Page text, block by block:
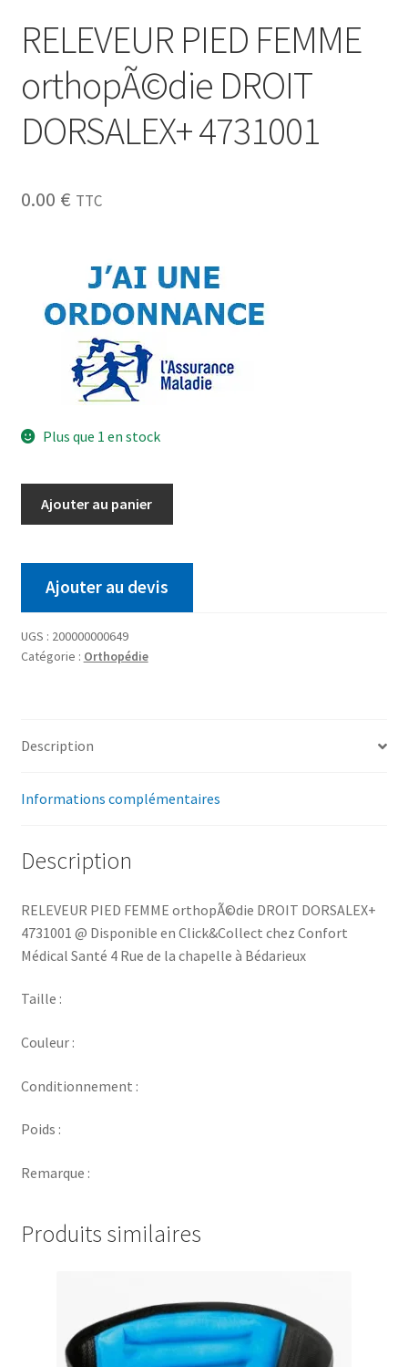
RELEVEUR PIED FEMME
orthopÃ©die DROIT
DORSALEX+ 4731001
0.00 € TTC
Plus que 1 en stock
Ajouter au panier
Ajouter au devis
UGS : 200000000649
Catégorie : Orthopédie
Description
Informations complémentaires
Description
RELEVEUR PIED FEMME orthopÃ©die DROIT DORSALEX+
4731001 @ Disponible en Click&Collect chez Confort
Médical Santé 4 Rue de la chapelle à Bédarieux
Taille :
Couleur :
Conditionnement :
Poids :
Remarque :
Produits similaires